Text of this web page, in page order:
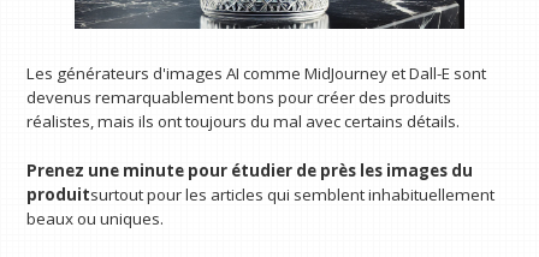
Les générateurs d'images AI comme MidJourney et Dall-E sont
devenus remarquablement bons pour créer des produits
réalistes, mais ils ont toujours du mal avec certains détails.
Prenez une minute pour étudier de près les images du
produitsurtout pour les articles qui semblent inhabituellement
beaux ou uniques.